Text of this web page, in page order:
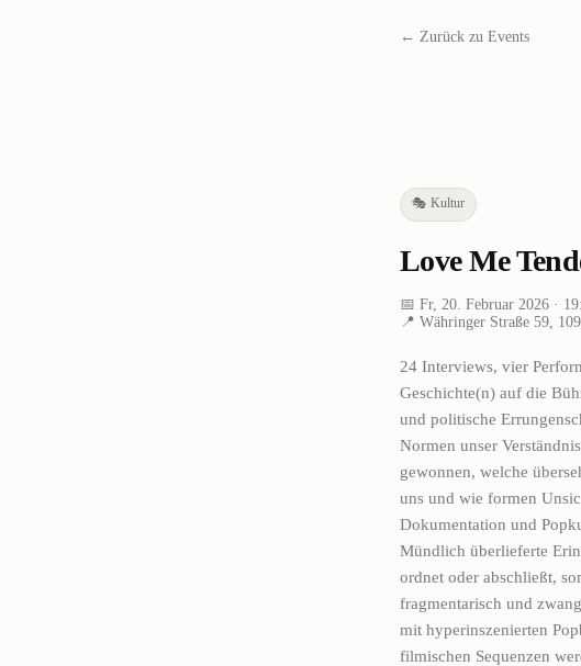
← Zurück zu Events
🎭 Kultur
Love Me
📅 Fr, 20. Februar 2026 ·
📍 Währinger Straße 59,
24 Interviews, vier
Geschichte(n) auf die
und politische
Normen unser
gewonnen, welche
uns und wie formen
Dokumentation und
Mündlich überlieferte
ordnet oder abschließt,
fragmentarisch und
mit hyperinszenierten
filmischen Sequenzen